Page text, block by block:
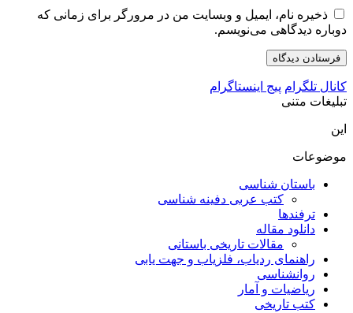
ذخیره نام، ایمیل و وبسایت من در مرورگر برای زمانی که
دوباره دیدگاهی می‌نویسم.
کانال تلگرام پیج اینستاگرام
تبلیغات متنی
این
موضوعات
باستان شناسی
کتب عربی دفینه شناسی
ترفندها
دانلود مقاله
مقالات تاریخی باستانی
راهنمای ردیاب، فلزیاب و جهت یابی
روانشناسی
ریاضیات و آمار
کتب تاریخی